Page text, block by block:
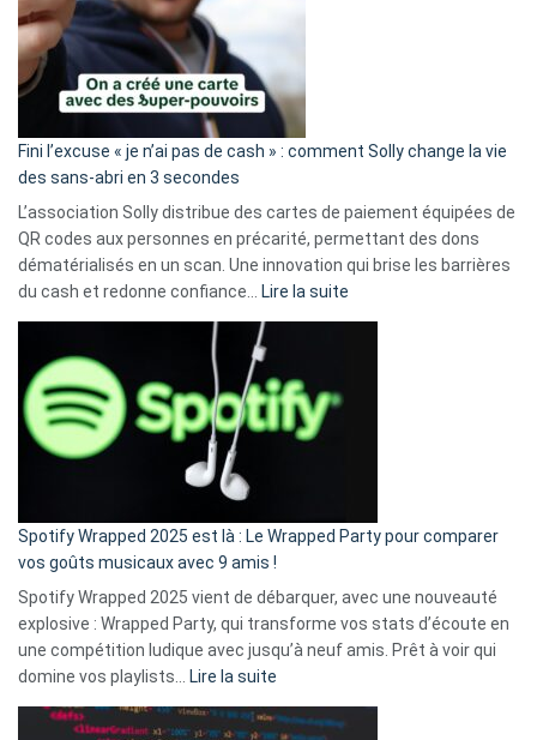
Fini l’excuse « je n’ai pas de cash » : comment Solly change la vie
des sans-abri en 3 secondes
L’association Solly distribue des cartes de paiement équipées de
QR codes aux personnes en précarité, permettant des dons
dématérialisés en un scan. Une innovation qui brise les barrières
du cash et redonne confiance…
Lire la suite
»
Solly
change
la
des
Spotify Wrapped 2025 est là : Le Wrapped Party pour comparer
vos goûts musicaux avec 9 amis !
Spotify Wrapped 2025 vient de débarquer, avec une nouveauté
explosive : Wrapped Party, qui transforme vos stats d’écoute en
une compétition ludique avec jusqu’à neuf amis. Prêt à voir qui
domine vos playlists…
Lire la suite
Wrapped